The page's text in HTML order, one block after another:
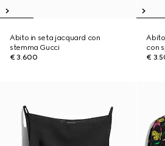
Abito in seta jacquard con
stemma Gucci
€ 3.600
con
€